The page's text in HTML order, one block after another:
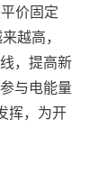
价固定
越高，
，提高新
与电能量
挥，为开